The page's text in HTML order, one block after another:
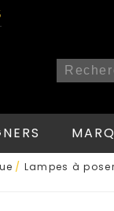
/ Lampes à poser